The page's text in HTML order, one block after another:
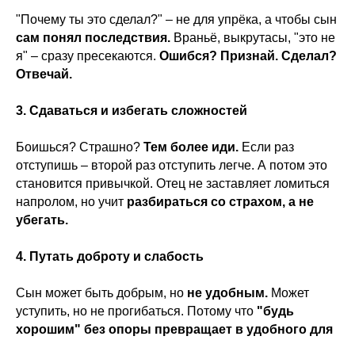
"Почему ты это сделал?" – не для упрёка, а чтобы сын
сам понял последствия. Враньё, выкрутасы, "это не
я" – сразу пресекаются. Ошибся? Признай. Сделал?
Отвечай.
3. Сдаваться и избегать сложностей
Боишься? Страшно? Тем более иди. Если раз
отступишь – второй раз отступить легче. А потом это
становится привычкой. Отец не заставляет ломиться
напролом, но учит разбираться со страхом, а не
убегать.
4. Путать доброту и слабость
Сын может быть добрым, но не удобным. Может
уступить, но не прогибаться. Потому что "будь
хорошим" без опоры превращает в удобного для